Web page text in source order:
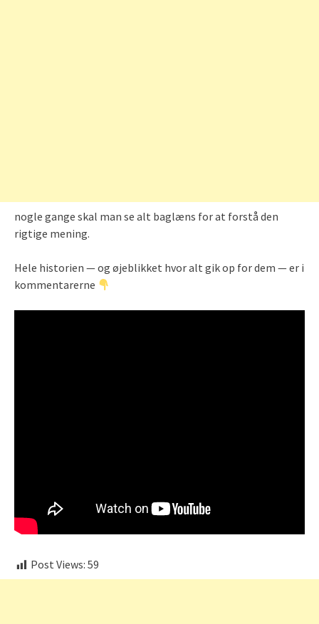
nogle gange skal man se alt baglæns for at forstå den
rigtige mening.
Hele historien — og øjeblikket hvor alt gik op for dem — er i
kommentarerne
Post Views: 59